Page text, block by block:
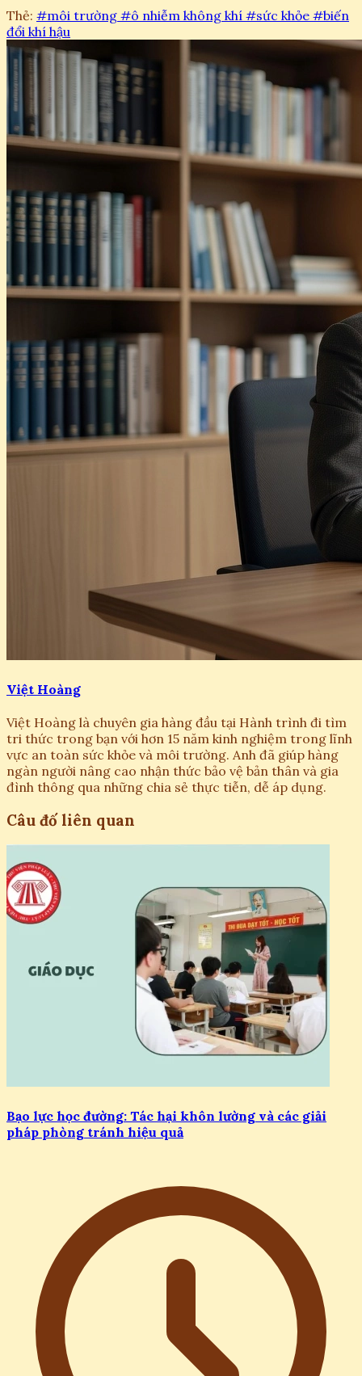
Thẻ: #môi trường #ô nhiễm không khí #sức khỏe #biến
đổi khí hậu
Việt Hoàng
Việt Hoàng là chuyên gia hàng đầu tại Hành trình đi tìm
tri thức trong bạn với hơn 15 năm kinh nghiệm trong lĩnh
vực an toàn sức khỏe và môi trường. Anh đã giúp hàng
ngàn người nâng cao nhận thức bảo vệ bản thân và gia
đình thông qua những chia sẻ thực tiễn, dễ áp dụng.
Câu đố liên quan
Bạo lực học đường: Tác hại khôn lường và các giải
pháp phòng tránh hiệu quả